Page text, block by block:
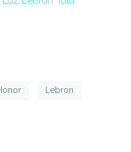
Lebron